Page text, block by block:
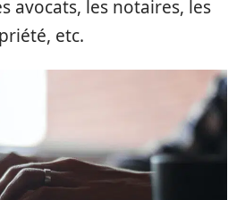
avocats, les notaires, les
etc.